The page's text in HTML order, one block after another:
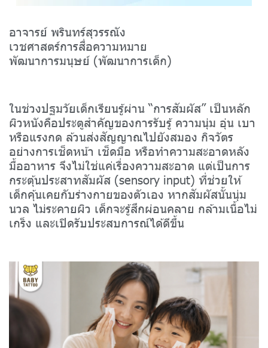
อาจารย์ พรินทร์สุวรรณัง
เวชศาสตร์การสื่อความหมาย
พัฒนาการมนุษย์ (พัฒนาการเด็ก)
ในช่วงปฐมวัยเด็กเรียนรู้ผ่าน “การสัมผัส” เป็นหลัก
ผิวหนังคือประตูสำคัญของการรับรู้ ความนุ่ม อุ่น เบา
หรือแรงกด ล้วนส่งสัญญาณไปยังสมอง กิจวัตร
อย่างการเช็ดหน้า เช็ดมือ หรือทำความสะอาดหลัง
มื้ออาหาร จึงไม่ใช่แค่เรื่องความสะอาด แต่เป็นการ
กระตุ้นประสาทสัมผัส (sensory input) ที่ช่วยให้
เด็กคุ้นเคยกับร่างกายของตัวเอง หากสัมผัสนั้นนุ่ม
นวล ไม่ระคายผิว เด็กจะรู้สึกผ่อนคลาย กล้ามเนื้อไม่
เกร็ง และเปิดรับประสบการณ์ได้ดีขึ้น